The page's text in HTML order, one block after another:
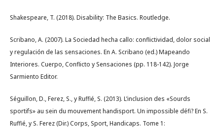
Shakespeare, T. (2018). Disability: The Basics. Routledge.
Scribano, A. (2007). La Sociedad hecha callo: conflictividad, dolor social
y regulación de las sensaciones. En A. Scribano (ed.) Mapeando
Interiores. Cuerpo, Conflicto y Sensaciones (pp. 118-142). Jorge
Sarmiento Editor.
Séguillon, D., Ferez, S., y Ruffié, S. (2013). L’inclusion des «Sourds
sportifs» au sein du mouvement handisport. Un impossible défi? En S.
Ruffié, y S. Ferez (Dir.) Corps, Sport, Handicaps. Tome 1: